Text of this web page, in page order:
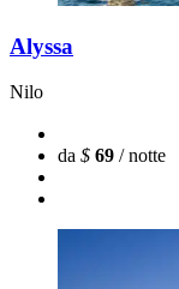
Alyssa
Nilo
da $ 69 / notte